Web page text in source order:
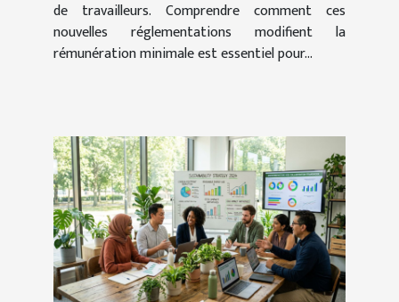
de travailleurs. Comprendre comment ces
nouvelles réglementations modifient la
rémunération minimale est essentiel pour...